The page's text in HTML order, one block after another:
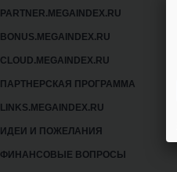
PARTNER.MEGAINDEX.RU
BONUS.MEGAINDEX.RU
CLOUD.MEGAINDEX.RU
ПАРТНЕРСКАЯ ПРОГРАММА
LINKS.MEGAINDEX.RU
ИДЕИ И ПОЖЕЛАНИЯ
ФИНАНСОВЫЕ ВОПРОСЫ